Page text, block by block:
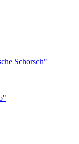
Schorsch"